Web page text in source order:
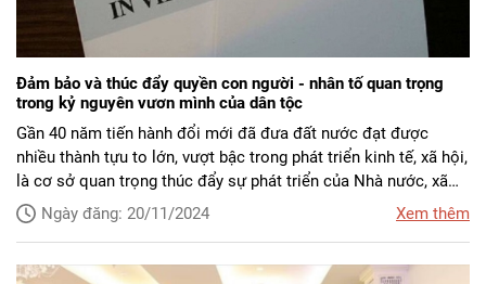
Đảm bảo và thúc đẩy quyền con người - nhân tố quan trọng
trong kỷ nguyên vươn mình của dân tộc
Gần 40 năm tiến hành đổi mới đã đưa đất nước đạt được
nhiều thành tựu to lớn, vượt bậc trong phát triển kinh tế, xã hội,
là cơ sở quan trọng thúc đẩy sự phát triển của Nhà nước, xã
hội và đảm bảo quyền con người cũng như nâng tầm vị thế, uy
tín Việt Nam đối với quốc tế. Bảo đảm, thúc đẩy quyền con
văn hóa góp phần xây dựng, hoàn thiện Nhà nước pháp quyền,
Ngày đăng: 20/11/2024 Xem thêm